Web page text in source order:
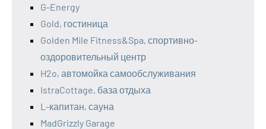
G-Energy
Gold, гостиница
Golden Mile Fitness&Spa, спортивно-
оздоровительный центр
H2o, автомойка самообслуживания
IstraCottage, база отдыха
L-капитан, сауна
MadGrizzly Garage